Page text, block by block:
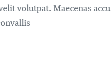
volutpat. Maecenas